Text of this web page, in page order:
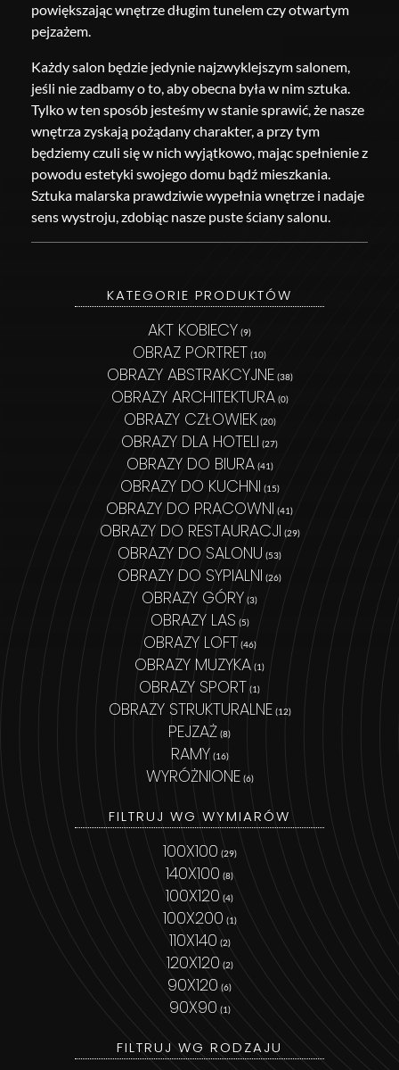
powiększając wnętrze długim tunelem czy otwartym
pejzażem.
Każdy salon będzie jedynie najzwyklejszym salonem,
jeśli nie zadbamy o to, aby obecna była w nim sztuka.
Tylko w ten sposób jesteśmy w stanie sprawić, że nasze
wnętrza zyskają pożądany charakter, a przy tym
będziemy czuli się w nich wyjątkowo, mając spełnienie z
powodu estetyki swojego domu bądź mieszkania.
Sztuka malarska prawdziwie wypełnia wnętrze i nadaje
sens wystroju, zdobiąc nasze puste ściany salonu.
KATEGORIE PRODUKTÓW
AKT KOBIECY (9)
OBRAZ PORTRET (10)
OBRAZY ABSTRAKCYJNE (38)
OBRAZY ARCHITEKTURA (0)
OBRAZY CZŁOWIEK (20)
OBRAZY DLA HOTELI (27)
OBRAZY DO BIURA (41)
OBRAZY DO KUCHNI (15)
OBRAZY DO PRACOWNI (41)
OBRAZY DO RESTAURACJI (29)
OBRAZY DO SALONU (53)
OBRAZY DO SYPIALNI (26)
OBRAZY GÓRY (3)
OBRAZY LAS (5)
OBRAZY LOFT (46)
OBRAZY MUZYKA (1)
OBRAZY SPORT (1)
OBRAZY STRUKTURALNE (12)
PEJZAŻ (8)
RAMY (16)
WYRÓŻNIONE (6)
FILTRUJ WG WYMIARÓW
100X100 (29)
140X100 (8)
100X120 (4)
100X200 (1)
110X140 (2)
120X120 (2)
90X120 (6)
90X90 (1)
FILTRUJ WG RODZAJU